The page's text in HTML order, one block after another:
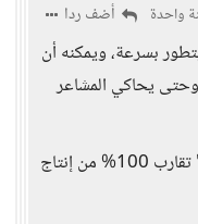
واحدة أضف ردا
بسرعة، ويمكنه أن
وحتى يحاكي المشاعر
وقد يصل إلى "كفاءة تقنية" تقارب 100% من إنتاج